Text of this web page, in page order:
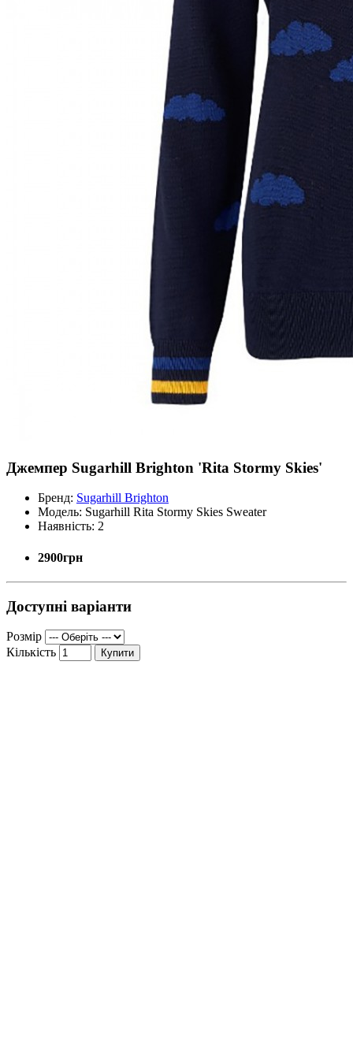
Джемпер Sugarhill Brighton 'Rita Stormy Skies'
Бренд: Sugarhill Brighton
Модель: Sugarhill Rita Stormy Skies Sweater
Наявність: 2
2900грн
Доступні варіанти
Розмір
Кількість
Купити